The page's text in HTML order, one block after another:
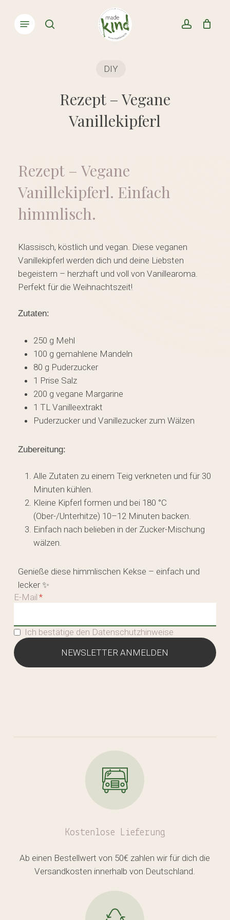
main
account
Menu
Cart Close
Cart
DIY
Rezept – Vegane
Vanillekipferl
Rezept – Vegane
Vanillekipferl. Einfach
himmlisch.
Klassisch, köstlich und vegan. Diese veganen
Vanillekipferl werden dich und deine Liebsten
begeistern – herzhaft und voll von Vanillearoma.
Perfekt für die Weihnachtszeit!
Zutaten:
250 g Mehl
100 g gemahlene Mandeln
80 g Puderzucker
1 Prise Salz
200 g vegane Margarine
1 TL Vanilleextrakt
Puderzucker und Vanillezucker zum Wälzen
Zubereitung:
Alle Zutaten zu einem Teig verkneten und für 30
Minuten kühlen.
Kleine Kipferl formen und bei 180 °C
(Ober-/Unterhitze) 10–12 Minuten backen.
Einfach nach belieben in der Zucker-Mischung
wälzen.
Genieße diese himmlischen Kekse – einfach und
lecker ✨
E-Mail
Ich bestätige den Datenschutzhinweise
Kostenlose Lieferung
Ab einen Bestellwert von 50€ zahlen wir für dich die
Versandkosten innerhalb von Deutschland.